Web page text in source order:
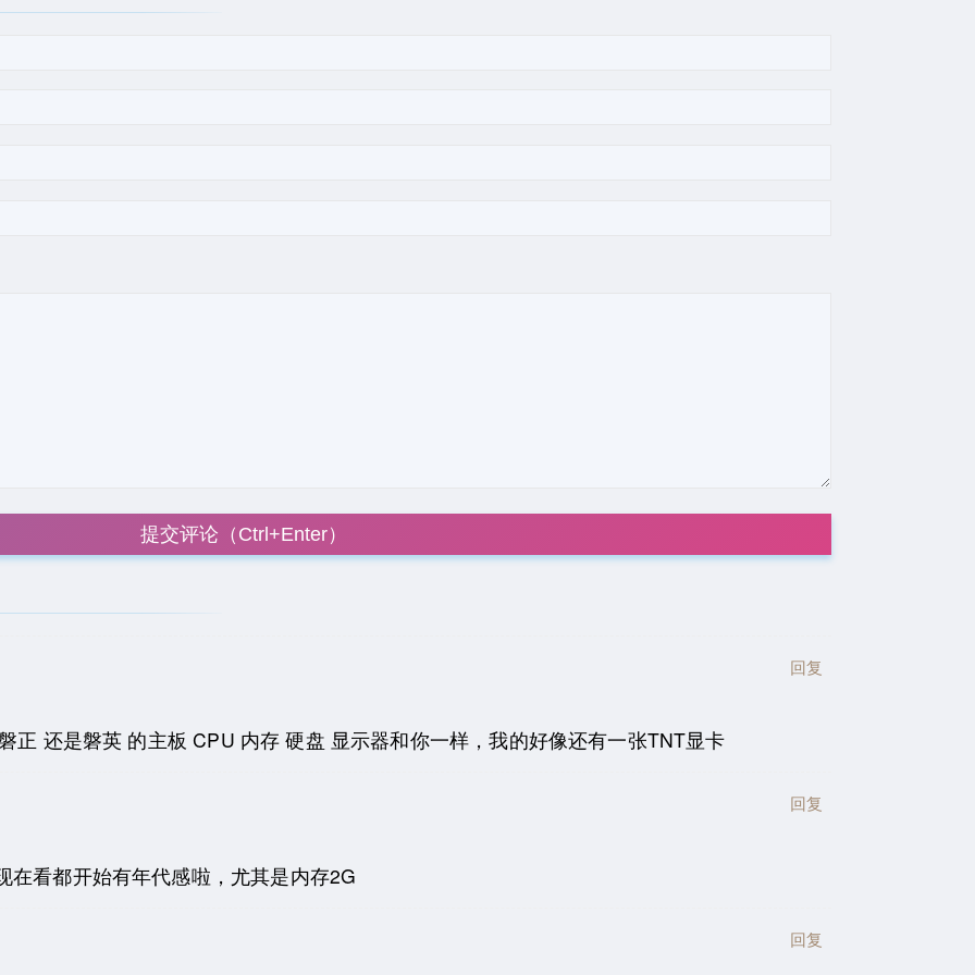
提交评论（Ctrl+Enter）
回复
正 还是磐英 的主板 CPU 内存 硬盘 显示器和你一样，我的好像还有一张TNT显卡
回复
在看都开始有年代感啦，尤其是内存2G
回复